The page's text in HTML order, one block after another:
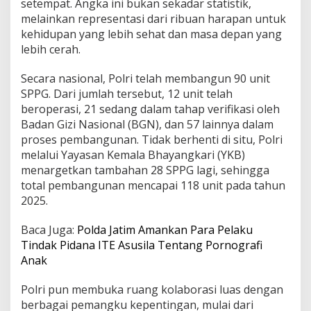
s
e
s
n
P
r
o
g
r
a
m
M
B
setempat. Angka ini bukan sekadar statistik,
melainkan representasi dari ribuan harapan untuk
kehidupan yang lebih sehat dan masa depan yang
lebih cerah.
Secara nasional, Polri telah membangun 90 unit
SPPG. Dari jumlah tersebut, 12 unit telah
beroperasi, 21 sedang dalam tahap verifikasi oleh
Badan Gizi Nasional (BGN), dan 57 lainnya dalam
proses pembangunan. Tidak berhenti di situ, Polri
melalui Yayasan Kemala Bhayangkari (YKB)
menargetkan tambahan 28 SPPG lagi, sehingga
total pembangunan mencapai 118 unit pada tahun
2025.
Baca Juga: Polda Jatim Amankan Para Pelaku
Tindak Pidana ITE Asusila Tentang Pornografi
Anak
Polri pun membuka ruang kolaborasi luas dengan
berbagai pemangku kepentingan, mulai dari